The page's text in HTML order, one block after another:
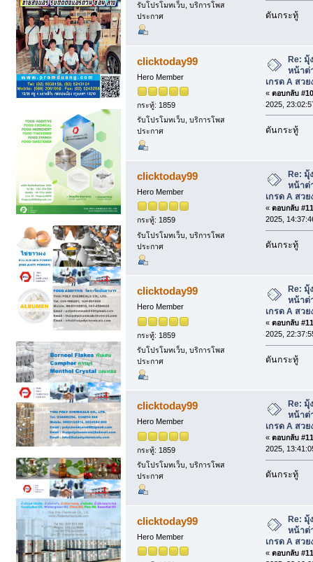
รับโปรโมทเว็บ, บริการโพส
ประกาศ
ดันกระทู้
clicktoday99
Hero Member
กระทู้: 1859
รับโปรโมทเว็บ, บริการโพส
ประกาศ
Re: มุุ้
หน้าต่
เกรด A สว
« ตอบกลับ
2025,
ดันกระทู้
clicktoday99
Hero Member
กระทู้: 1859
รับโปรโมทเว็บ, บริการโพส
ประกาศ
Re: มุุ้
หน้าต่
เกรด A สว
« ตอบกลับ
2025,
ดันกระทู้
clicktoday99
Hero Member
กระทู้: 1859
รับโปรโมทเว็บ, บริการโพส
ประกาศ
Re: มุุ้
หน้าต่
เกรด A สว
« ตอบกลับ
2025,
ดันกระทู้
clicktoday99
Hero Member
กระทู้: 1859
รับโปรโมทเว็บ, บริการโพส
ประกาศ
Re: มุุ้
หน้าต่
เกรด A สว
« ตอบกลับ
2025,
ดันกระทู้
clicktoday99
Hero Member
Re: มุุ้
หน้าต่
เกรด A สว
« ตอบกลับ